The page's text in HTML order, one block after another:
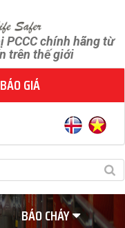
PCCC chính hãng từ
trên thế giới
GIÁ
BÁO CHÁY